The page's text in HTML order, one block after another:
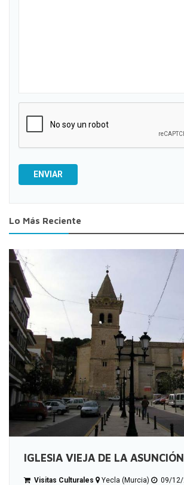
ENVIAR
Lo Más Reciente
IGLESIA VIEJA DE LA
Visitas Culturales Yecla (Murcia) 09/12/